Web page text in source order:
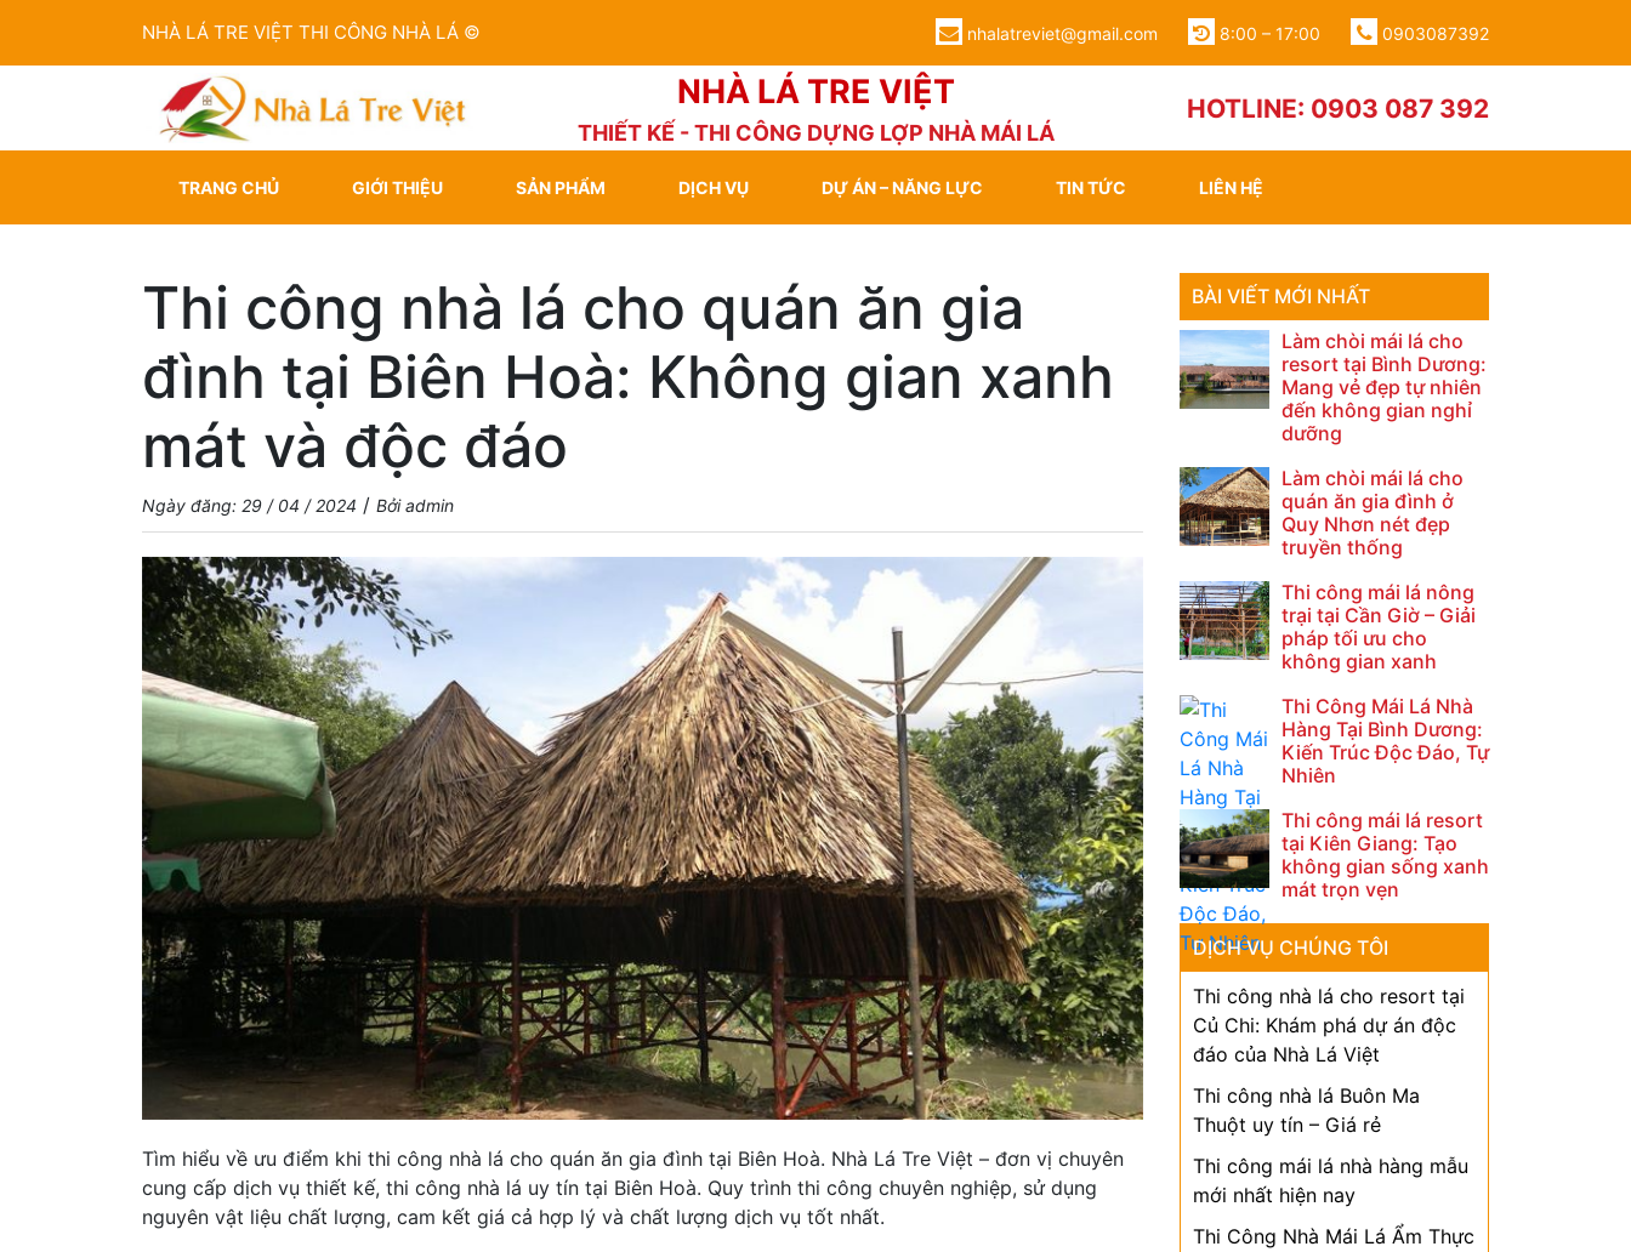
NHÀ LÁ TRE VIỆT THI CÔNG NHÀ LÁ © nhalatreviet@gmail.com 8:00 – 17:00 0903087392
NHÀ LÁ TRE VIỆT
THIẾT KẾ - THI CÔNG DỰNG LỢP NHÀ MÁI LÁ
HOTLINE: 0903 087 392
TRANG CHỦ GIỚI THIỆU SẢN PHẨM DỊCH VỤ DỰ ÁN – NĂNG LỰC TIN TỨC LIÊN HỆ
Thi công nhà lá cho quán ăn gia
đình tại Biên Hoà: Không gian xanh
mát và độc đáo
Ngày đăng: 29 / 04 / 2024 / Bởi admin
Tìm hiểu về ưu điểm khi thi công nhà lá cho quán ăn gia đình tại Biên Hoà. Nhà Lá Tre Việt – đơn vị chuyên
cung cấp dịch vụ thiết kế, thi công nhà lá uy tín tại Biên Hoà. Quy trình thi công chuyên nghiệp, sử dụng
nguyên vật liệu chất lượng, cam kết giá cả hợp lý và chất lượng dịch vụ tốt nhất.
BÀI VIẾT MỚI NHẤT
Làm chòi mái lá cho
resort tại Bình Dương:
Mang vẻ đẹp tự nhiên
đến không gian nghỉ
dưỡng
Làm chòi mái lá cho
quán ăn gia đình ở
Quy Nhơn nét đẹp
truyền thống
Thi công mái lá nông
trại tại Cần Giờ – Giải
pháp tối ưu cho
không gian xanh
Thi Công Mái Lá Nhà
Hàng Tại Bình Dương:
Kiến Trúc Độc Đáo, Tự
Nhiên
Thi công mái lá resort
tại Kiên Giang: Tạo
không gian sống xanh
mát trọn vẹn
DỊCH VỤ CHÚNG TÔI
Thi công nhà lá cho resort tại
Củ Chi: Khám phá dự án độc
đáo của Nhà Lá Việt
Thi công nhà lá Buôn Ma
Thuột uy tín – Giá rẻ
Thi công mái lá nhà hàng mẫu
mới nhất hiện nay
Thi Công Nhà Mái Lá Ẩm Thực